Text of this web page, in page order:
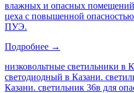
влажных и опасных
цеха с повышенной
ПУЭ.
Подробнее →
низковольтные светильники в
светодиодный в Казани.
Казани. светильник 36в для